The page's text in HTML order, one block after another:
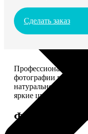
Сделать заказ
Профессиональный
фотографии портрет
натуральном холсте.
яркие цвета будут
Форматы и